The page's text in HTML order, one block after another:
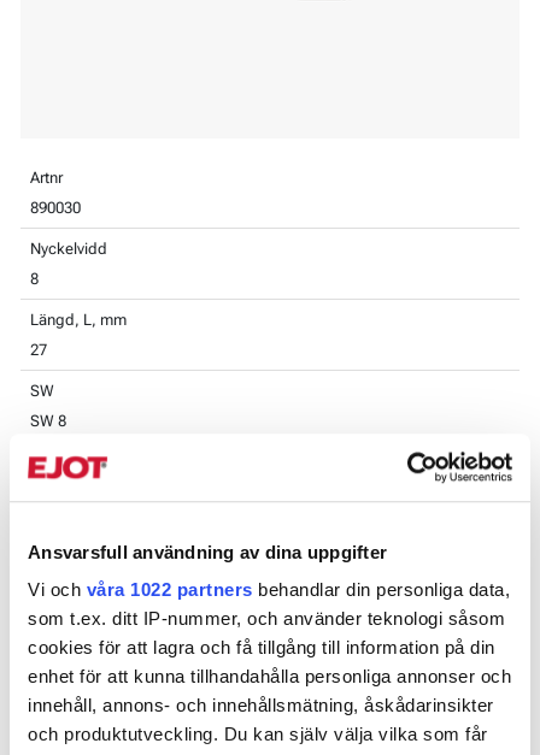
Ansvarsfull användning av dina uppgifter
Vi och våra 1022 partners behandlar din personliga data,
som t.ex. ditt IP-nummer, och använder teknologi såsom
cookies för att lagra och få tillgång till information på din
enhet för att kunna tillhandahålla personliga annonser och
innehåll, annons- och innehållsmätning, åskådarinsikter
och produktutveckling. Du kan själv välja vilka som får
Artnr
890030
Nyckelvidd
8
Längd, L, mm
27
SW
SW 8
Benämning
7319618900309
Ladda ner bild